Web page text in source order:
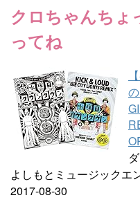
クロちゃんちょ
ってね
よしもとミュージックエ
2017-08-30